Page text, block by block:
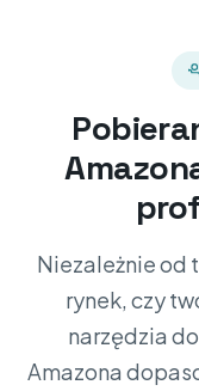
Niezależnie od
rynek, czy
narzędzia
Amazona